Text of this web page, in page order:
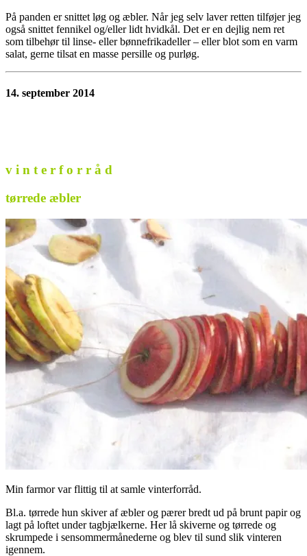
På panden er snittet løg og æbler. Når jeg selv laver retten tilføjer jeg
også snittet fennikel og/eller lidt hvidkål. Det er en dejlig nem ret
som tilbehør til linse- eller bønnefrikadeller – eller blot som en varm
salat, gerne tilsat en masse persille og purløg.
14. september 2014
v i n t e r f o r r å d
tørrede æbler
Min farmor var flittig til at samle vinterforråd.
Bl.a. tørrede hun skiver af æbler og pærer bredt ud på brunt papir og
lagt på loftet under tagbjælkerne. Her lå skiverne og tørrede og
skrumpede i sensommermånederne og blev til sund slik vinteren
igennem.